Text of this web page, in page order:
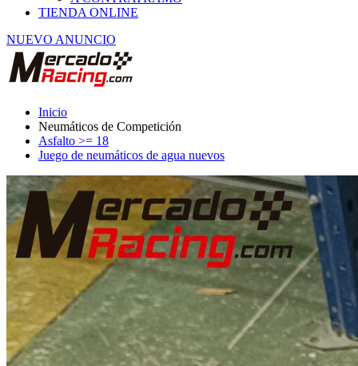
NUEVO ANUNCIO
Neumáticos de Competición
Asfalto >= 18
Juego de neumáticos de agua nuevos